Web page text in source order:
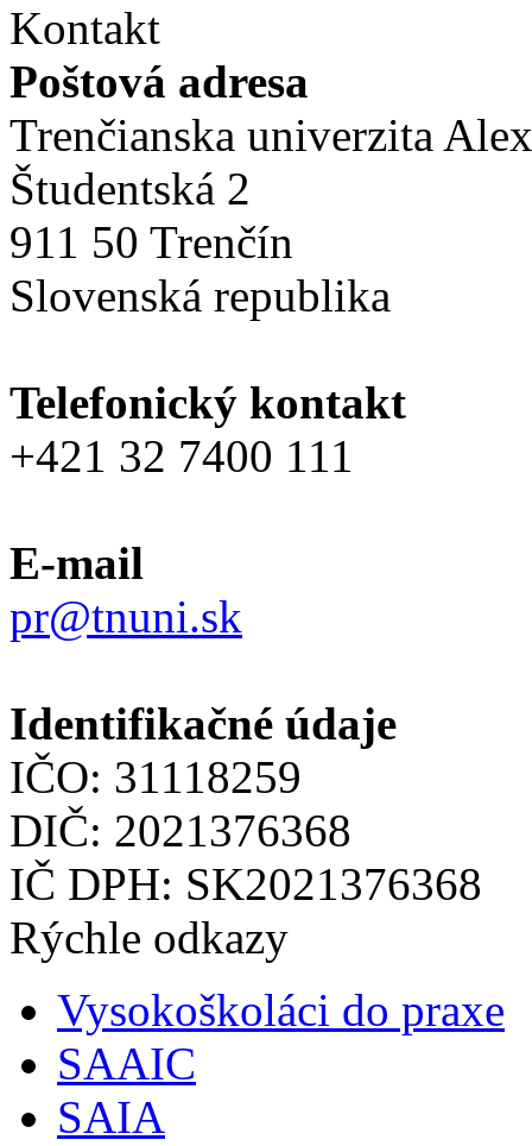
Kontakt
Poštová adresa
Trenčianska univerzita
Študentská 2
911 50 Trenčín
Slovenská republika
Telefonický kontakt
+421 32 7400 111
E-mail
pr@tnuni.sk
Identifikačné údaje
IČO: 31118259
DIČ: 2021376368
IČ DPH: SK2021376368
Rýchle odkazy
Vysokoškoláci do praxe
SAAIC
SAIA